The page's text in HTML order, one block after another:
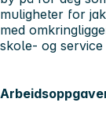
muligheter for
med
skole- og service